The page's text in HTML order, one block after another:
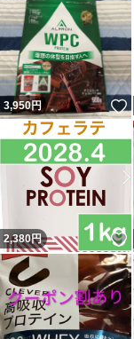
3,950円
2,380円